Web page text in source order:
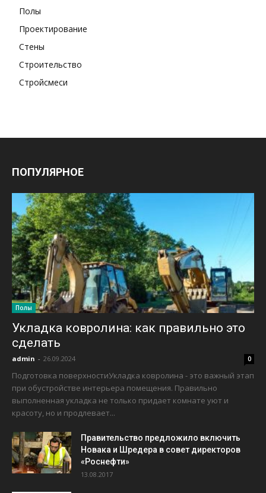
Полы
Проектирование
Стены
Строительство
Стройсмеси
ПОПУЛЯРНОЕ
Полы
Укладка ковролина: как правильно это
сделать
admin - 26.09.2024 0
Подготовка поверхностиУкладка ковролина - это важный этап
при обустройстве интерьера помещения. Правильно
выполненная укладка не только придает комнате уют и
красоту, но и продлевает...
Правительство предложило включить
Новака и Шредера в совет директоров
«Роснефти»
13.08.2017